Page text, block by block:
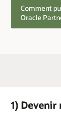
Comment
Oracle
1) Devenir